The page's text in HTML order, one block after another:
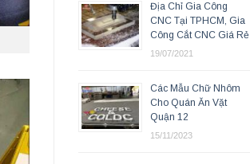
Địa Chỉ Gia Công
CNC Tại TPHCM, Gia
Công Cắt CNC Giá Rẻ
19/07/2021
Các Mẫu Chữ Nhôm
Cho Quán Ăn Vặt
Quận 12
15/11/2023